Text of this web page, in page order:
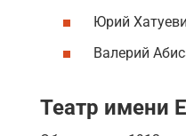
Юрий
Валерий
Театр имени